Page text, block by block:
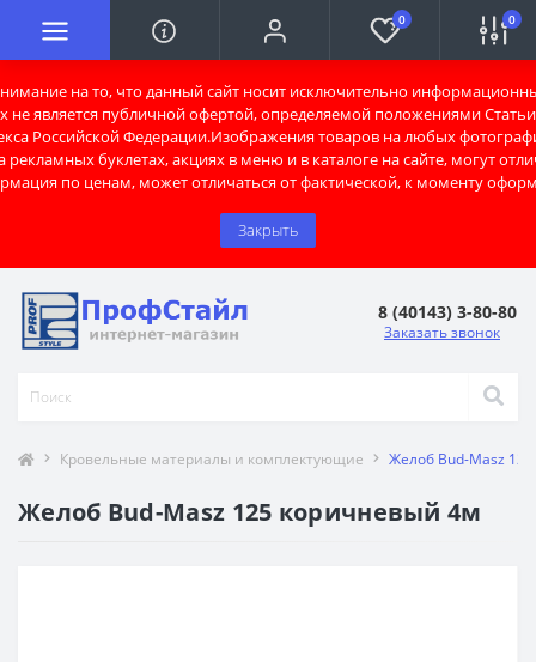
на то, что данный сайт носит исключительно
не является публичной офертой, определяемой положениями Статьи
Российской Федерации.Изображения товаров на любых
рекламных буклетах, акциях в меню и в каталоге на сайте, могут
по ценам, может отличаться от фактической, к моменту
Закрыть
0 0
8 (40143) 3-80-80
Заказать звонок
Кровельные материалы и комплектующие Желоб Bud-Masz
Желоб Bud-Masz 125 коричневый 4м